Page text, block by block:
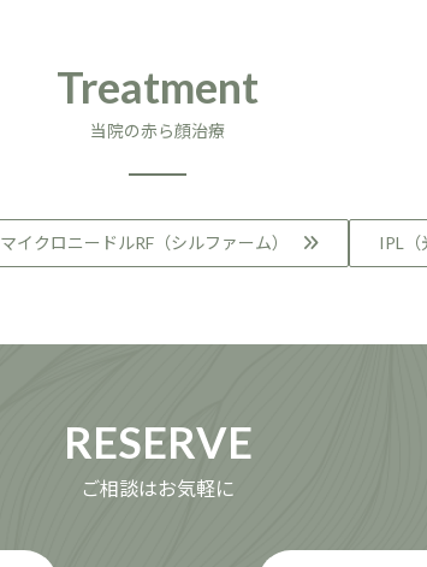
Treatment
当院の赤ら顔治療
マイクロニードルRF（シルファーム） IPL（
RESERVE
ご相談はお気軽に